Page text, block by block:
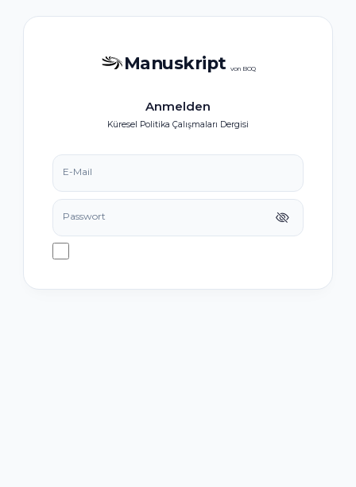
Manuskriptvon BOQ
Anmelden
Küresel Politika Çalışmaları Dergisi
E-Mail
Passwort